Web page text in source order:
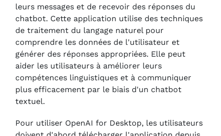
leurs messages et de recevoir des réponses du
chatbot. Cette application utilise des techniques
de traitement du langage naturel pour
comprendre les données de l'utilisateur et
générer des réponses appropriées. Elle peut
aider les utilisateurs à améliorer leurs
compétences linguistiques et à communiquer
plus efficacement par le biais d'un chatbot
textuel.
Pour utiliser OpenAI for Desktop, les utilisateurs